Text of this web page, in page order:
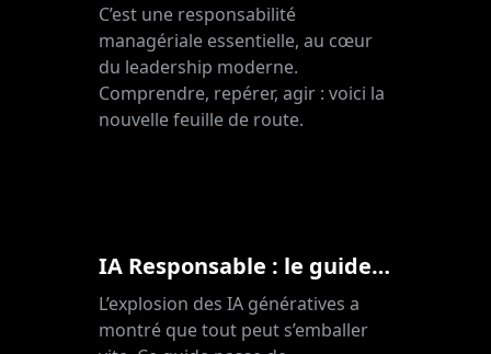
C’est une responsabilité
managériale essentielle, au cœur
du leadership moderne.
Comprendre, repérer, agir : voici la
nouvelle feuille de route.
IA Responsable : le guide éthique.
L’explosion des IA génératives a
montré que tout peut s’emballer